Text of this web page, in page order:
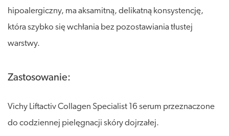
hipoalergiczny, ma aksamitną, delikatną konsystencję,
która szybko się wchłania bez pozostawiania tłustej
warstwy.
Zastosowanie:
Vichy Liftactiv Collagen Specialist 16 serum przeznaczone
do codziennej pielęgnacji skóry dojrzałej.